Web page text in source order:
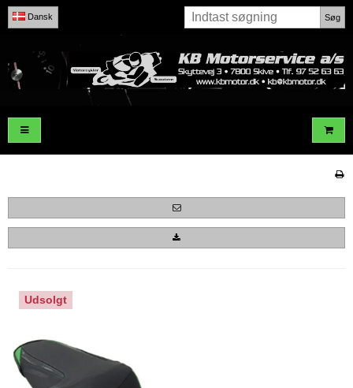
Dansk Søg
Udsolgt